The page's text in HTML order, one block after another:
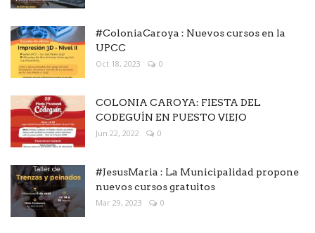
#ColoniaCaroya : Nuevos cursos en la
UPCC
Oct 18, 2023 0
COLONIA CAROYA: FIESTA DEL
CODEGUÍN EN PUESTO VIEJO
Jun 22, 2022 0
#JesusMaria : La Municipalidad propone
nuevos cursos gratuitos
Mar 29, 2023 0